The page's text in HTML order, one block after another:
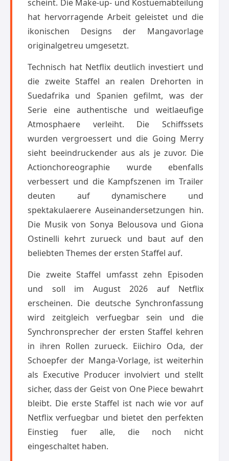
scheint. Die Make-up- und Kostuemabteilung
hat hervorragende Arbeit geleistet und die
ikonischen Designs der Mangavorlage
originalgetreu umgesetzt.
Technisch hat Netflix deutlich investiert und
die zweite Staffel an realen Drehorten in
Suedafrika und Spanien gefilmt, was der
Serie eine authentische und weitlaeufige
Atmosphaere verleiht. Die Schiffssets
wurden vergroessert und die Going Merry
sieht beeindruckender aus als je zuvor. Die
Actionchoreographie wurde ebenfalls
verbessert und die Kampfszenen im Trailer
deuten auf dynamischere und
spektakulaerere Auseinandersetzungen hin.
Die Musik von Sonya Belousova und Giona
Ostinelli kehrt zurueck und baut auf den
beliebten Themes der ersten Staffel auf.
Die zweite Staffel umfasst zehn Episoden
und soll im August 2026 auf Netflix
erscheinen. Die deutsche Synchronfassung
wird zeitgleich verfuegbar sein und die
Synchronsprecher der ersten Staffel kehren
in ihren Rollen zurueck. Eiichiro Oda, der
Schoepfer der Manga-Vorlage, ist weiterhin
als Executive Producer involviert und stellt
sicher, dass der Geist von One Piece bewahrt
bleibt. Die erste Staffel ist nach wie vor auf
Netflix verfuegbar und bietet den perfekten
Einstieg fuer alle, die noch nicht
eingeschaltet haben.